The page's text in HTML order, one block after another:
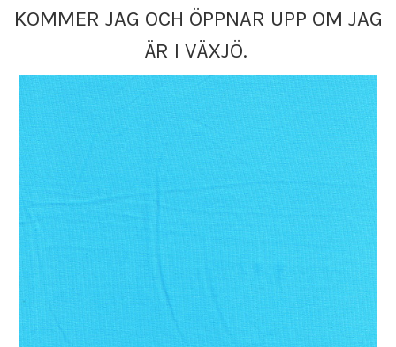
KOMMER JAG OCH ÖPPNAR UPP OM JAG
ÄR I VÄXJÖ.